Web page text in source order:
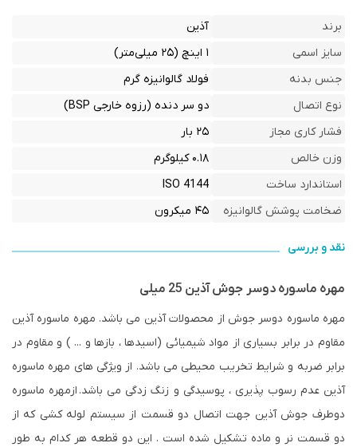
برند
آذین
سایز اسمی
۱ اینچ (۲۵ میلی‌متر)
جنس بدنه
فولاد گالوانیزه گرم
نوع اتصال
دو سر دنده (رزوه خارجی BSP)
فشار کاری مجاز
۲۵ بار
وزن خالص
۰.۱۸ کیلوگرم
استاندارد ساخت
ISO 4144
ضخامت پوشش گالوانیزه
۴۵ میکرون
نقد و بررسی
مهره ماسوره دوسر جوش آذین 25 میلی
مهره ماسوره دوسر جوش از محصولات آذین می باشد. مهره ماسوره آذین
مقاوم در برابر بسیاری از مواد شیمیائی (اسیدها ، بازها و ... ) و مقاوم در
برابر ضربه و شرایط تخریب محیطی می باشد. از ویژگی های مهره ماسوره
آذین عدم رسوب پذیری ، پوسیدگی و زنگ زدگی می باشد. ازمهره ماسوره
دوطرف جوش آذین جهت اتصال دو قسمت از سیستم لوله کشی که از
دو قسمت نر و ماده تشکیل شده است . این دو قطعه هر کدام به طور